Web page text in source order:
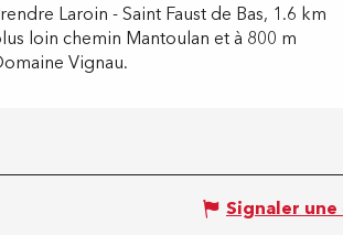
Laroin - Saint Faust de Bas, 1.6 km
loin chemin Mantoulan et à 800 m
Vignau.
Signaler